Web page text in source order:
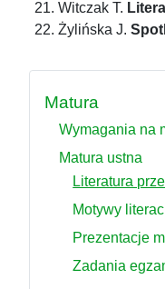
Witczak T.
Żylińska J.
Matura
Wymagania na
Matura ustna
Literatura
Motywy
Prezentacje
Zadania